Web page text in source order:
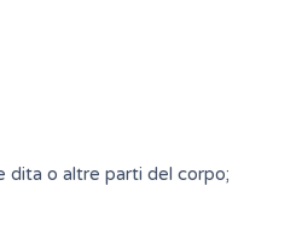
dita o altre parti del corpo;